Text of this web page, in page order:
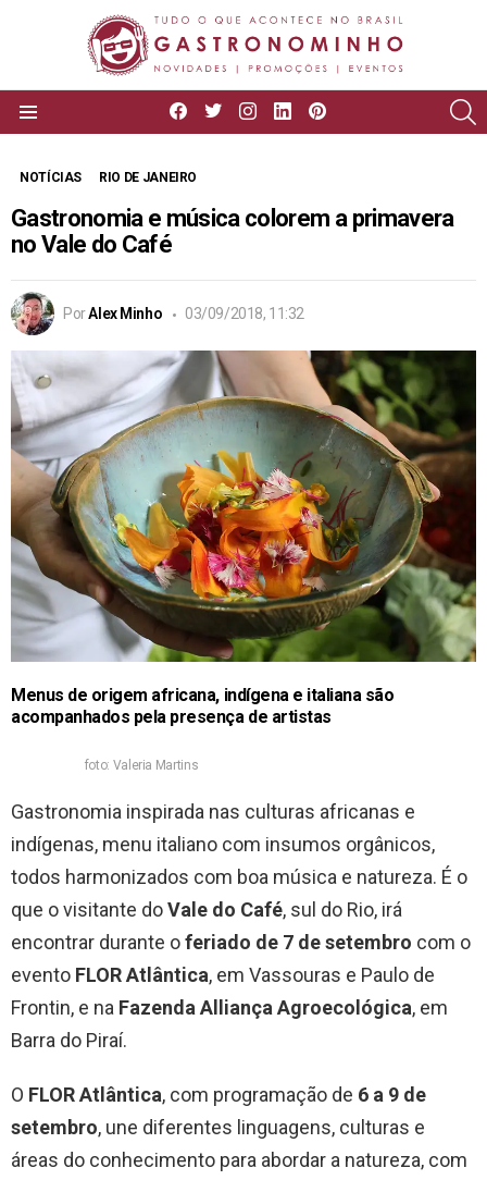
facebooktwitterinstagram
linkedin
NOTÍCIAS RIO DE JANEIRO
Gastronomia e música colorem a primavera
no Vale do Café
PorAlex Minho 03/09/2018, 11:32
Menus de origem africana, indígena e italiana são
acompanhados pela presença de artistas
foto: Valeria Martins
Gastronomia inspirada nas culturas africanas e
indígenas, menu italiano com insumos orgânicos,
todos harmonizados com boa música e natureza. É o
que o visitante doVale do Café, sul do Rio, irá
encontrar durante oferiado de 7 de setembro com o
evento FLOR Atlântica, em Vassouras e Paulo de
Frontin, e na Fazenda Alliança Agroecológica, em
Barra do Piraí.
O FLOR Atlântica, com programação de 6 a 9 de
setembro, une diferentes linguagens, culturas e
áreas do conhecimento para abordar a natureza, com